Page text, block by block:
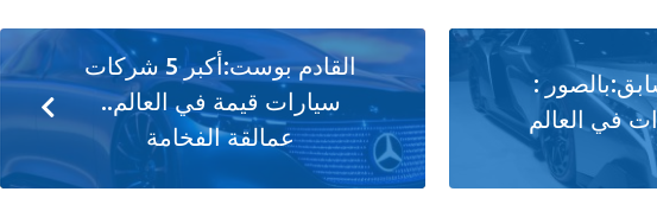
بالصور :
القادم بوست:
أكبر 5 شركات
سيارات قيمة في العالم..
عمالقة الفخامة